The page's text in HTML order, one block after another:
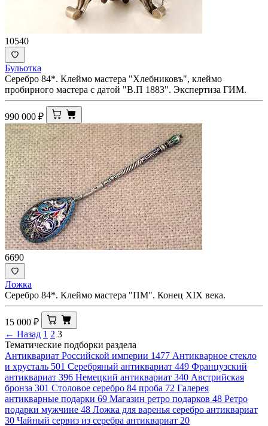
10540
Бульотка
Серебро 84*. Клеймо мастера "Хлебниковъ", клеймо
пробирного мастера с датой "В.П 1883". Экспертиза ГИМ.
990 000 ₽
6690
Ложка
Серебро 84*. Клеймо мастера "ПM". Конец XIX века.
15 000 ₽
← Назад 1 2 3
Тематические подборки раздела
Антиквариат Российской империи 1477 Антикварное стекло
и хрусталь 501 Серебряный антиквариат 449 Французский
антиквариат 396 Немецкий антиквариат 340 Австрийская
бронза 301 Столовое серебро 84 проба 72 Галерея
антикварные подарки 69 Магазин ретро подарков 48 Ретро
подарки мужчине 48 Ложка для варенья серебро антиквариат
30 Чайный сервиз из серебра антиквариат 20